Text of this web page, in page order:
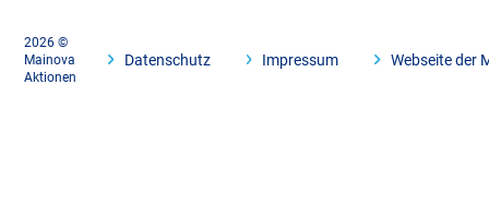
2026 ©
Mainova
Aktionen
Datenschutz Impressum Webseite der